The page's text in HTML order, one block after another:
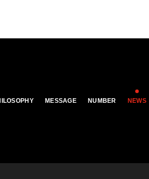
MESSAGE NUMBER NEWS